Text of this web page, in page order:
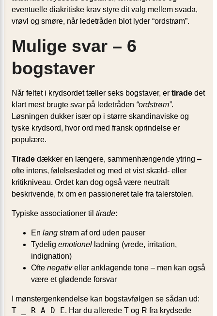
eventuelle diakritiske krav styre dit valg mellem svada,
vrøvl og smøre, når ledetråden blot lyder “ordstrøm”.
Mulige svar – 6
bogstaver
Når feltet i krydsordet tæller seks bogstaver, er tirade det
klart mest brugte svar på ledetråden “ordstrøm”.
Løsningen dukker især op i større skandinaviske og
tyske krydsord, hvor ord med fransk oprindelse er
populære.
Tirade dækker en længere, sammenhængende ytring –
ofte intens, følelsesladet og med et vist skæld- eller
kritikniveau. Ordet kan dog også være neutralt
beskrivende, fx om en passioneret tale fra talerstolen.
Typiske associationer til tirade:
En lang strøm af ord uden pauser
Tydelig emotionel ladning (vrede, irritation,
indignation)
Ofte negativeller anklagende tone – men kan også
være et glødende forsvar
I mønstergenkendelse kan bogstavfølgen se sådan ud:
T _ R A D E. Har du allerede T og R fra krydsede